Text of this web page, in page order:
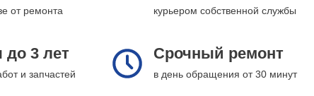
от ремонта курьером собственной службы
до 3 лет
и запчастей
Срочный ремонт
в день обращения от 30 минут